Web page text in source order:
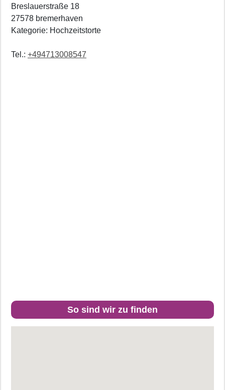
Breslauerstraße 18
27578 bremerhaven
Kategorie: Hochzeitstorte
Tel.: +494713008547
So sind wir zu finden